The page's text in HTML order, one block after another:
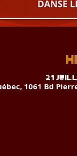
21
1061 Bd